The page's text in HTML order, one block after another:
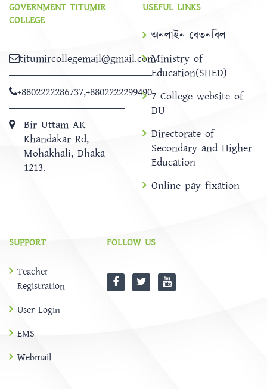
GOVERNMENT TITUMIR
COLLEGE
titumircollegemail@gmail.com
+8802222286737,+8802222299490
Bir Uttam AK
Khandakar Rd,
Mohakhali, Dhaka
1213.
USEFUL LINKS
অনলাইন বেতনবিল
Ministry of
Education(SHED)
7 College website of
DU
Directorate of
Secondary and Higher
Education
Online pay fixation
SUPPORT
Teacher
Registration
User Login
EMS
Webmail
FOLLOW US